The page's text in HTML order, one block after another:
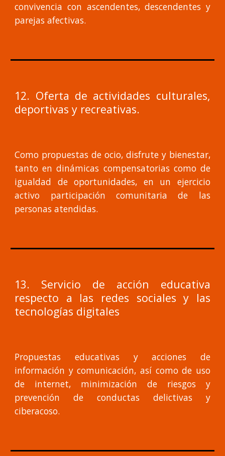
convivencia con ascendentes, descendentes y
parejas afectivas.
12. Oferta de actividades culturales,
deportivas y recreativas.
Como propuestas de ocio, disfrute y bienestar,
tanto en dinámicas compensatorias como de
igualdad de oportunidades, en un ejercicio
activo participación comunitaria de las
personas atendidas.
13. Servicio de acción educativa
respecto a las redes sociales y las
tecnologías digitales
Propuestas educativas y acciones de
información y comunicación, así como de uso
de internet, minimización de riesgos y
prevención de conductas delictivas y
ciberacoso.